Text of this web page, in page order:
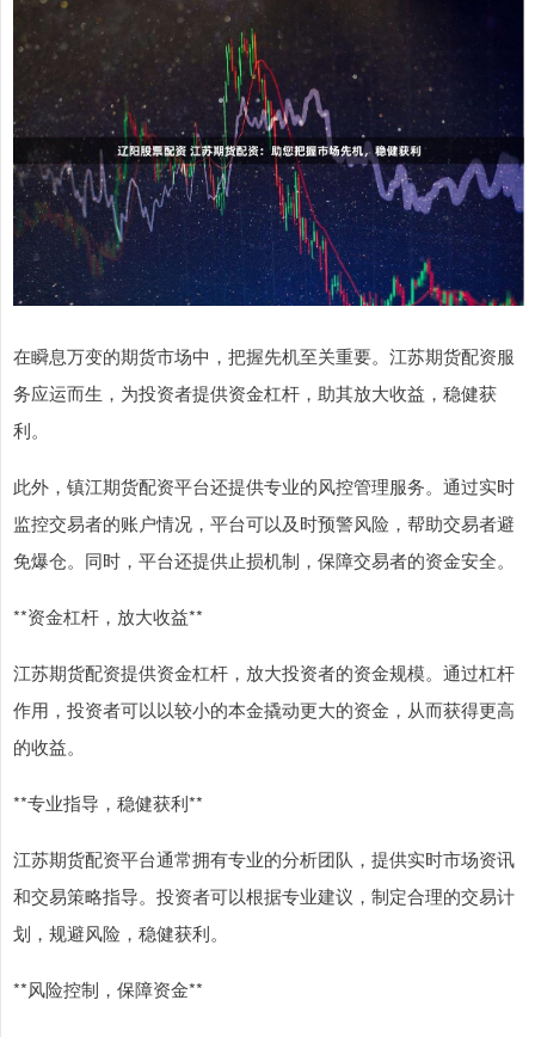
在瞬息万变的期货市场中，把握先机至关重要。江苏期货配资服
务应运而生，为投资者提供资金杠杆，助其放大收益，稳健获
利。
此外，镇江期货配资平台还提供专业的风控管理服务。通过实时
监控交易者的账户情况，平台可以及时预警风险，帮助交易者避
免爆仓。同时，平台还提供止损机制，保障交易者的资金安全。
**资金杠杆，放大收益**
江苏期货配资提供资金杠杆，放大投资者的资金规模。通过杠杆
作用，投资者可以以较小的本金撬动更大的资金，从而获得更高
的收益。
**专业指导，稳健获利**
江苏期货配资平台通常拥有专业的分析团队，提供实时市场资讯
和交易策略指导。投资者可以根据专业建议，制定合理的交易计
划，规避风险，稳健获利。
**风险控制，保障资金**